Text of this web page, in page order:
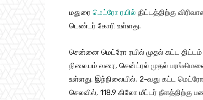
மதுரை மெட்ரோ ரயில் திட்டத்திற்கு
டெண்டர் கோரி உள்ளது.
சென்னை மெட்ரோ ரயில் முதல் கட்ட
நிலையம் வரை, சென்ட்ரல் முதல்
உள்ளது. இந்நிலையில், 2-வது கட்ட
செலவில், 118.9 கிலோ மீட்டர்